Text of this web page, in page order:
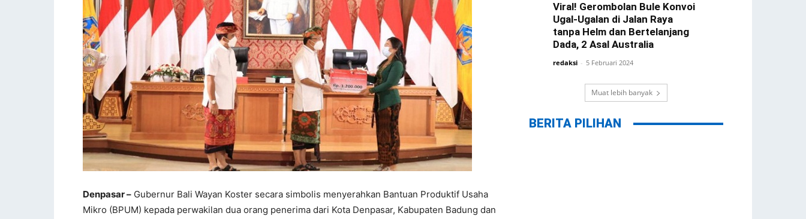
Denpasar – Gubernur Bali Wayan Koster secara simbolis menyerahkan Bantuan Produktif Usaha
Mikro (BPUM) kepada perwakilan dua orang penerima dari Kota Denpasar, Kabupaten Badung dan
redaksi - 12 Februari 2024
Viral! Gerombolan Bule Konvoi
Ugal-Ugalan di Jalan Raya
tanpa Helm dan Bertelanjang
Dada, 2 Asal Australia
redaksi - 5 Februari 2024
Muat lebih banyak
BERITA PILIHAN